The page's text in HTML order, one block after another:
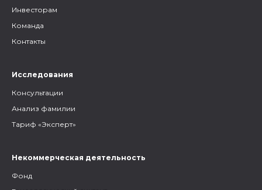
Инвесторам
Команда
Контакты
Исследования
Консультации
Анализ фамилии
Тариф «Эксперт»
Некоммерческая деятельность
Фонд